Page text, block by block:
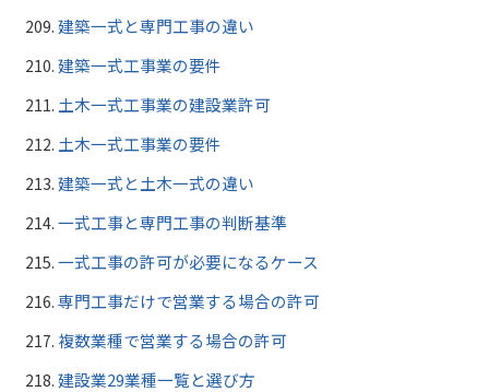
建築一式と専門工事の違い
建築一式工事業の要件
土木一式工事業の建設業許可
土木一式工事業の要件
建築一式と土木一式の違い
一式工事と専門工事の判断基準
一式工事の許可が必要になるケース
専門工事だけで営業する場合の許可
複数業種で営業する場合の許可
建設業29業種一覧と選び方